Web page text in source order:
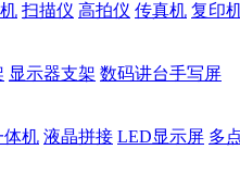
扫描仪 高拍仪 传真机 复印
显示器支架 数码讲台手写屏
体机 液晶拼接 LED显示屏 多